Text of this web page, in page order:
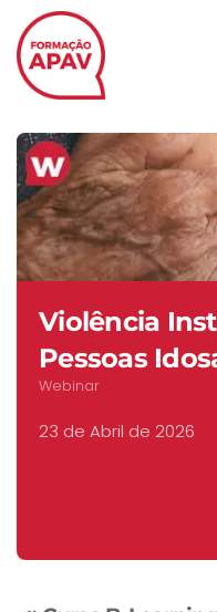
Skip to main content
Apoio